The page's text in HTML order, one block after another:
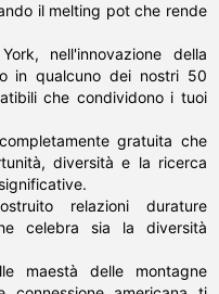
il melting pot che rende
nell'innovazione della
in qualcuno dei nostri 50
che condividono i tuoi
gratuita che
diversità e la ricerca
relazioni durature
celebra sia la diversità
maestà delle montagne